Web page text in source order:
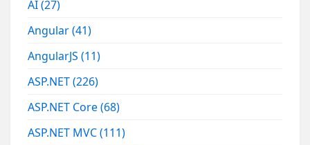
AI(27)
Angular(41)
AngularJS(11)
ASP.NET(226)
ASP.NET Core(68)
ASP.NET MVC(111)